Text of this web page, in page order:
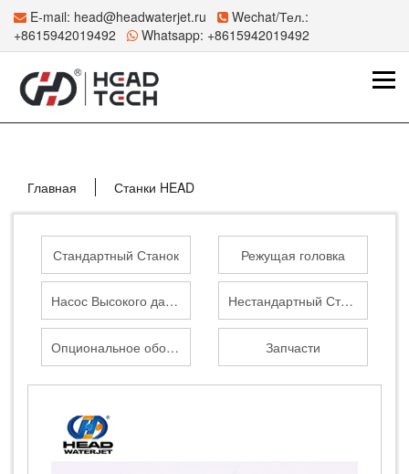
E-mail: head@headwaterjet.ru
Wechat/Тел.:
+8615942019492
Whatsapp: +8615942019492
Главная Станки HEAD
Стандартный Станок Режущая головка
Насос Высокого давления Нестандартный Станок
Опциональное оборудование Запчасти